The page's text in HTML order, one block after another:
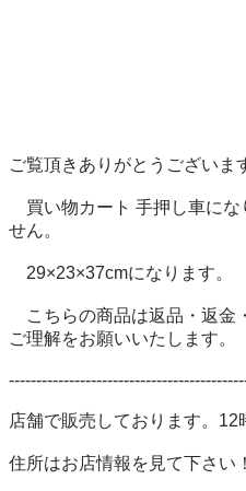
ご覧頂きありがとうございま
買い物カート 手押し車にな
せん。
29×23×37cmになります。
こちらの商品は返品・返金
ご理解をお願いいたします。
店舗で販売しております。
住所はお店情報を見て下さい！